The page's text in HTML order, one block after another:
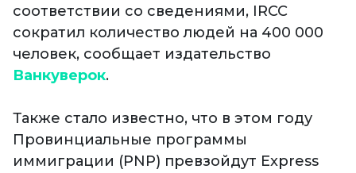
соответствии со сведениями, IRCC
сократил количество людей на 400 000
человек, сообщает издательство
Ванкуверок.
Также стало известно, что в этом году
Провинциальные программы
иммиграции (PNP) превзойдут Express